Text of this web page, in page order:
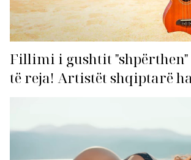
Fillimi i gushtit "shpërthen"
të reja! Artistët shqiptarë